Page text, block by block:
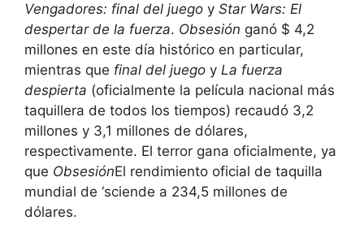
Vengadores: final del juego y Star Wars: El
despertar de la fuerza. Obsesión ganó $ 4,2
millones en este día histórico en particular,
mientras que final del juego y La fuerza
despierta (oficialmente la película nacional más
taquillera de todos los tiempos) recaudó 3,2
millones y 3,1 millones de dólares,
respectivamente. El terror gana oficialmente, ya
que ObsesiónEl rendimiento oficial de taquilla
mundial de ‘sciende a 234,5 millones de
dólares.